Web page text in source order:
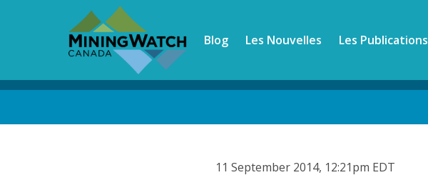
Blog Les Nouvelles Les Publications
11 September 2014, 12:21pm EDT